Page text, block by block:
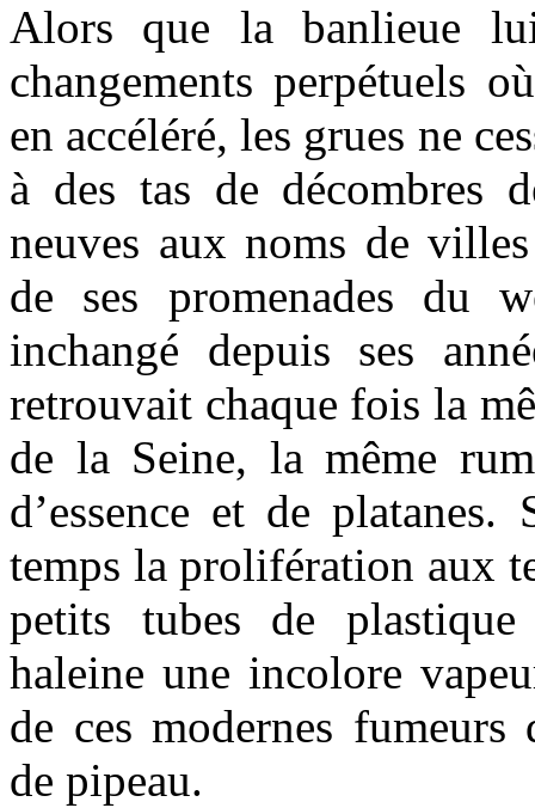
Alors que la banlieue
changements perpétuels
en accéléré, les grues ne
à des tas de décombres
neuves aux noms de
de ses promenades du
inchangé depuis ses
retrouvait chaque fois la
de la Seine, la même
d’essence et de
temps la prolifération aux
petits tubes de
haleine une incolore
de ces modernes
de pipeau.